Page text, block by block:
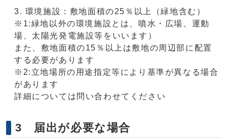
環境施設：敷地面積の25％以上（緑地含む）
※1:緑地以外の環境施設とは、噴水・広場、運動
場、太陽光発電施設等をいいます）
また、敷地面積の15％以上は敷地の周辺部に配置
する必要があります
※2:立地場所の用途指定等により基準が異なる場合
があります
詳細については問い合わせてください
3 届出が必要な場合